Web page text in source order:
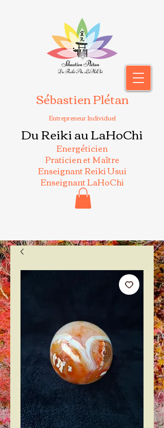
Sébastien Plétan
Entrepreneur Individuel
Du Reiki au LaHoChi
Energéticien
Praticien et Maître
Enseignant Reiki Usui
Enseignant LaHoChi